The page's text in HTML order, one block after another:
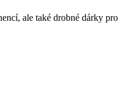
ale také drobné dárky pro